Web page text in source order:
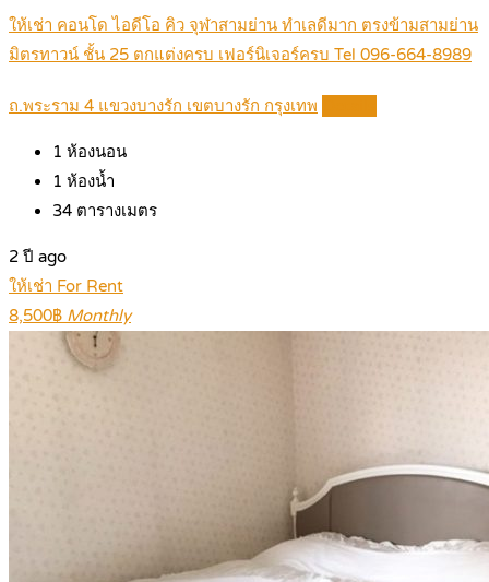
ให้เช่า คอนโด ไอดีโอ คิว จุฬาสามย่าน ทำเลดีมาก ตรงข้ามสามย่าน
มิตรทาวน์ ชั้น 25 ตกแต่งครบ เฟอร์นิเจอร์ครบ Tel 096-664-8989
ถ.พระราม 4 แขวงบางรัก เขตบางรัก กรุงเทพ
1 ห้องนอน
1 ห้องน้ำ
34 ตารางเมตร
2 ปี ago
ให้เช่า For Rent
8,500฿ Monthly